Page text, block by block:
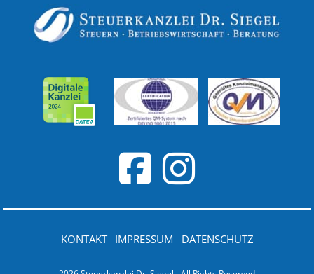
KONTAKT IMPRESSUM DATENSCHUTZ